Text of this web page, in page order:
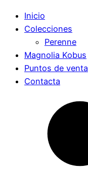
Inicio
Colecciones
Perenne
Magnolia Kobus
Puntos de venta
Contacta